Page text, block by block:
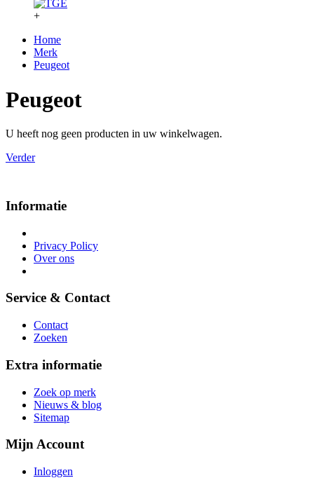
+
Home
Merk
Peugeot
Peugeot
U heeft nog geen producten in uw winkelwagen.
Verder
Informatie
Privacy Policy
Over ons
Service & Contact
Contact
Zoeken
Extra informatie
Zoek op merk
Nieuws & blog
Sitemap
Mijn Account
Inloggen